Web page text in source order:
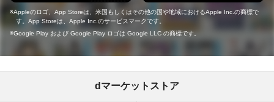
Appleのロゴ、App Storeは、米国もしくはその他の国や地域におけるApple Inc.の商標で
す。App Storeは、Apple Inc.のサービスマークです。
Google Play および Google Play ロゴは Google LLC の商標です。
dマーケットストア